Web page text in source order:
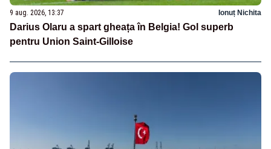
9 aug. 2026, 13:37 Ionuț Nichita
Darius Olaru a spart gheața în Belgia! Gol superb
pentru Union Saint-Gilloise